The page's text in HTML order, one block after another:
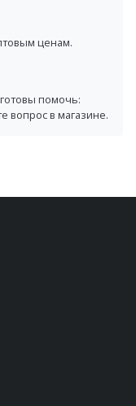
ценам.
помочь:
вопрос в магазине.